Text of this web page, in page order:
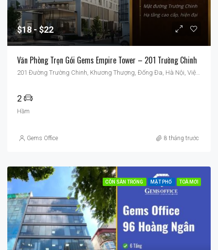
$18 $22
Văn Phòng Trọn Gói Gems Empire Tower – 201 Trường Chinh
2
Hầm
Gems Office 8 tháng trước
CÒN SÀN TRỐNG MẶT PHỐ TOÀ MỚI